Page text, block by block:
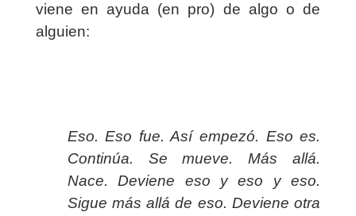
viene en ayuda (en pro) de algo o de
alguien:
Eso. Eso fue. Así empezó. Eso es.
Continúa. Se mueve. Más allá.
Nace. Deviene eso y eso y eso.
Sigue más allá de eso. Deviene otra